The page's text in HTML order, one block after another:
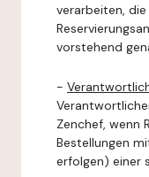
verarbeiten,
vorstehend
-
Zenchef, wenn
Bestellungen
erfolgen) einer